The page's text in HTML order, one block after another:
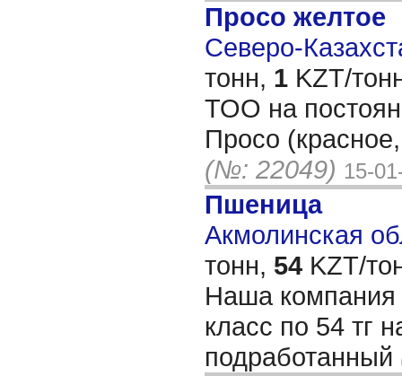
Просо желтое
Северо-
тонн, 1 KZT/
ТОО на
Просо
(№: 22049) 15-
Пшеница
Акмолинская
тонн, 54 KZT/
Наша компания
класс по 54 тг
подработанный